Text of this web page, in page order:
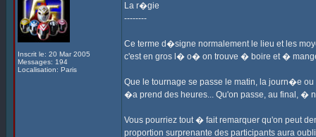
Inscrit le: 20 Mar 2005
Messages: 194
Localisation: Paris
La r�gie
--------
Ce terme d�signe normalement le lieu et les
c'est en gros l� o� on trouve � boire et �
Que le tournage se passe le matin, la journ�e
�a prend des heures... Qu'on passe, au final, �
Vous pourriez tout � fait remarquer qu'on peut
proportion surprenante des participants aura